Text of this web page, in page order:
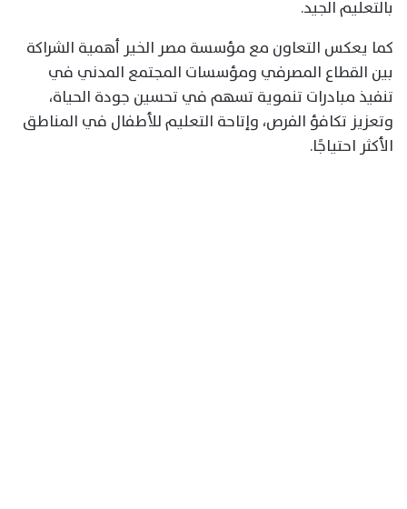
بالتعليم الجيد.
كما يعكس التعاون مع مؤسسة مصر الخير أهمية الشراكة
بين القطاع المصرفي ومؤسسات المجتمع المدني في
تنفيذ مبادرات تنموية تسهم في تحسين جودة الحياة،
وتعزيز تكافؤ الفرص، وإتاحة التعليم للأطفال في المناطق
الأكثر احتياجًا.